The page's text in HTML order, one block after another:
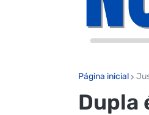
Página inicial
Dupla